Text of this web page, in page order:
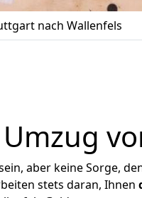
nach Wallenfels
aber keine Sorge,
stets daran, Ihnen